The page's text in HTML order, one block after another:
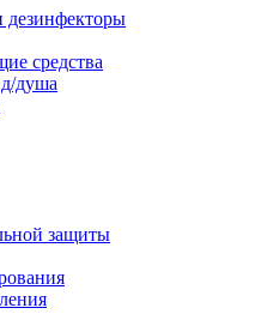
дезинфекторы
средства
душа
защиты